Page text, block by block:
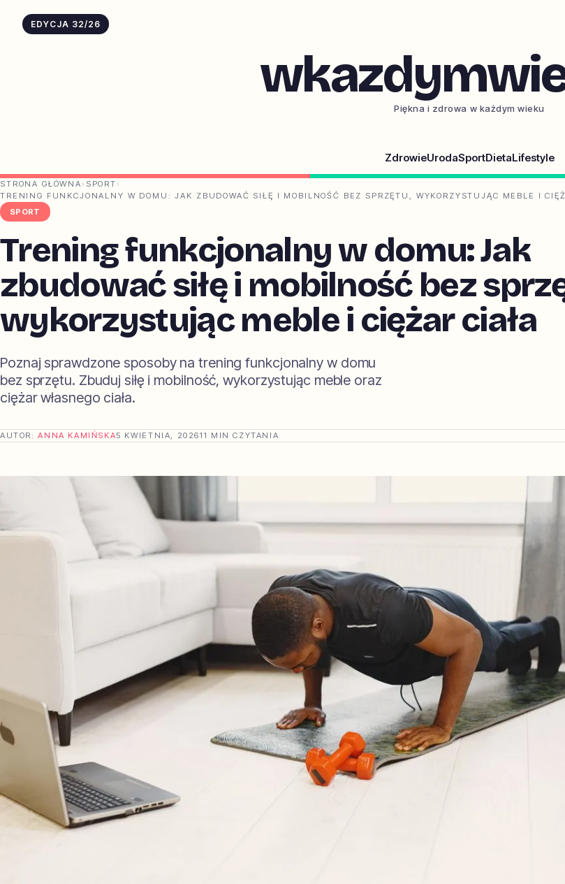
EDYCJA 32/26
Piękna i zdrowa w każdym wieku
ZdrowieUrodaSportDietaLifestyle
STRONA GŁÓWNA › SPORT ›
TRENING FUNKCJONALNY W DOMU: JAK ZBUDOWAĆ SIŁĘ I MOBILNOŚĆ BEZ SPRZĘTU, WYKORZYSTUJĄC MEBLE I
SPORT
Trening funkcjonalny w domu: Jak
zbudować siłę i mobilność bez
wykorzystując meble i ciężar ciała
Poznaj sprawdzone sposoby na trening funkcjonalny w domu
bez sprzętu. Zbuduj siłę i mobilność, wykorzystując meble oraz
ciężar własnego ciała.
AUTOR:ANNA KAMIŃSKA5 KWIETNIA, 202611 MIN CZYTANIA